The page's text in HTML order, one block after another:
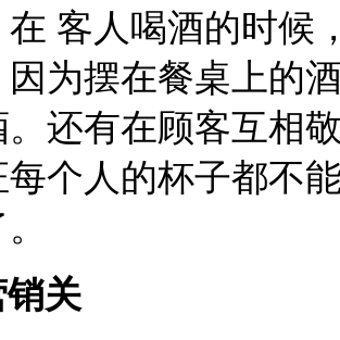
在 客人喝酒的时候
因为摆在餐桌上的
。还有在顾客互相
个人的杯子都不
关